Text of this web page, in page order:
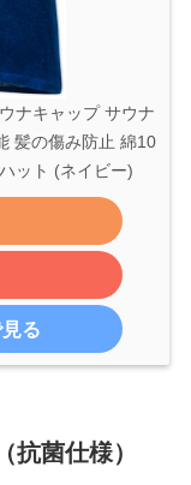
ナキャップ サウナ
髪の傷み防止 綿10
ット (ネイビー)
る
菌仕様）